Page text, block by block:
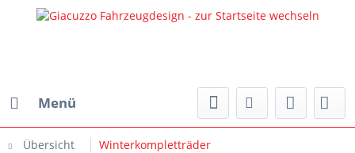
Menü
Übersicht Winterkompletträder